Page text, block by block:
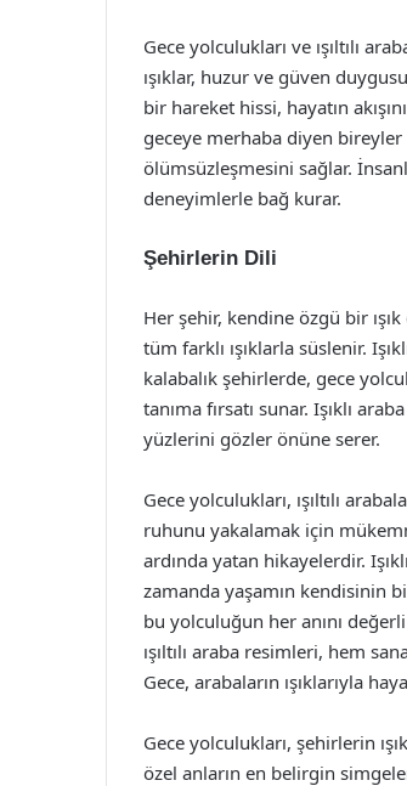
Gece yolculukları ve ışıltılı
ışıklar, huzur ve güven
bir hareket hissi, hayatın
geceye merhaba diyen bireyler
ölümsüzleşmesini sağlar.
deneyimlerle bağ kurar.
Şehirlerin Dili
Her şehir, kendine özgü bir
tüm farklı ışıklarla süslenir.
kalabalık şehirlerde, gece
tanıma fırsatı sunar. Işıklı
yüzlerini gözler önüne serer.
Gece yolculukları, ışıltılı
ruhunu yakalamak için
ardında yatan hikayelerdir.
zamanda yaşamın kendisinin
bu yolculuğun her anını
ışıltılı araba resimleri, hem
Gece, arabaların ışıklarıyla
Gece yolculukları, şehirlerin
özel anların en belirgin